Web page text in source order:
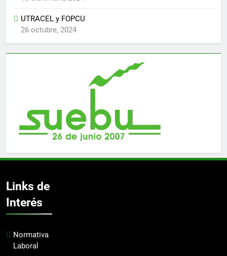
UTRACEL y FOPCU
26 octubre, 2024
Links de
Interés
Normativa
Laboral